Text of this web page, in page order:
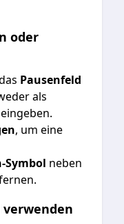
oder
Pausenfeld
als
, um eine
neben
verwenden